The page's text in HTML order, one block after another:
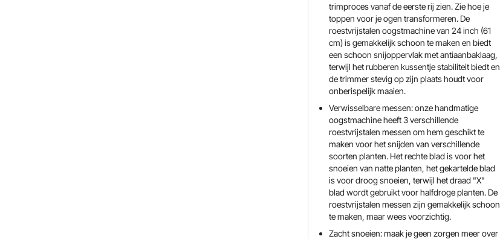
trimproces vanaf de eerste rij zien. Zie hoe je
toppen voor je ogen transformeren. De
roestvrijstalen oogstmachine van 24 inch (61
cm) is gemakkelijk schoon te maken en biedt
een schoon snijoppervlak met antiaanbaklaag,
terwijl het rubberen kussentje stabiliteit biedt en
de trimmer stevig op zijn plaats houdt voor
onberispelijk maaien.
Verwisselbare messen: onze handmatige
oogstmachine heeft 3 verschillende
roestvrijstalen messen om hem geschikt te
maken voor het snijden van verschillende
soorten planten. Het rechte blad is voor het
snoeien van natte planten, het gekartelde blad
is voor droog snoeien, terwijl het draad "X"
blad wordt gebruikt voor halfdroge planten. De
roestvrijstalen messen zijn gemakkelijk schoon
te maken, maar wees voorzichtig.
Zacht snoeien: maak je geen zorgen meer over